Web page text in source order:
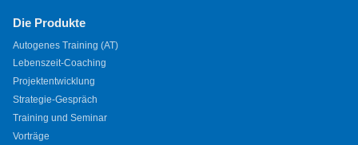
Die Produkte
Autogenes Training (AT)
Lebenszeit-Coaching
Projektentwicklung
Strategie-Gespräch
Training und Seminar
Vorträge